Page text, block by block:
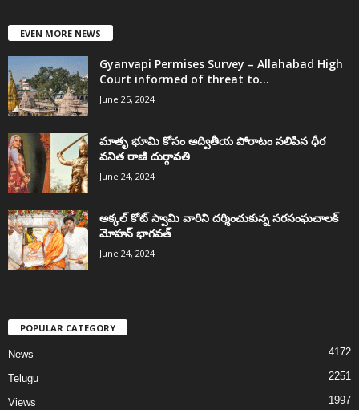
EVEN MORE NEWS
Gyanvapi Permises Survey – Allahabad High
Court informed of threat to...
June 25, 2024
మాతృ భూమి కోసం అద్వితీయ పోరాటం సలిపిన ధీర
వనిత రాణి దుర్గావతి
June 24, 2024
అక్కల్‌ కోట్‌ స్వామి వారిని దర్శించుకున్న సరసంఘచాలక్
మోహన్ భాగవత్
June 24, 2024
POPULAR CATEGORY
News 4172
Telugu 2251
Views 1997